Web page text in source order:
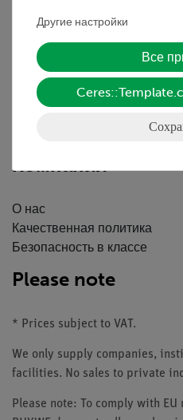
Обслуживание
Краткий обзор услуг
Скачать
Каталоги
Связаться со службой
Компания
О нас
Качественная политика
Безопасность в классе
Please note
* Prices subject to VAT.
We only supply companies,
facilities. No sales to private
Please note: To comply with
Другие настройки
Все